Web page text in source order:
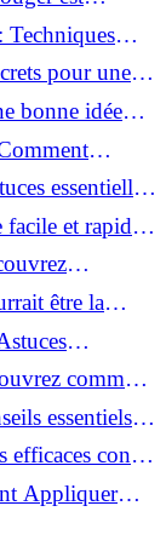
pour une
bonne idée
essentielles
et rapide
la
être la
comment
essentiels
efficaces contre
Appliquer